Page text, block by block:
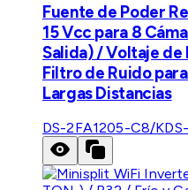
Fuente de Poder
15 Vcc para 8
Salida) / Voltaje de
Filtro de Ruido
Largas Distancias
DS-2FA1205-C8/K